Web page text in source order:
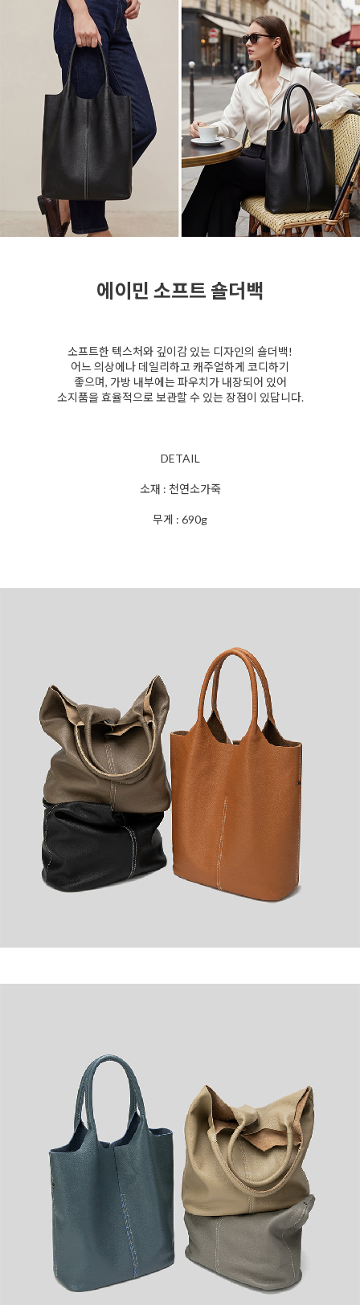
에이민 소프트 숄더백
소프트한 텍스처와 깊이감 있는 디자인의 숄더백!
어느 의상에나 데일리하고 캐주얼하게 코디하기
좋으며, 가방 내부에는 파우치가 내장되어 있어
소지품을 효율적으로 보관할 수 있는 장점이 있답니다.
DETAIL
소재 : 천연소가죽
무게 : 690g